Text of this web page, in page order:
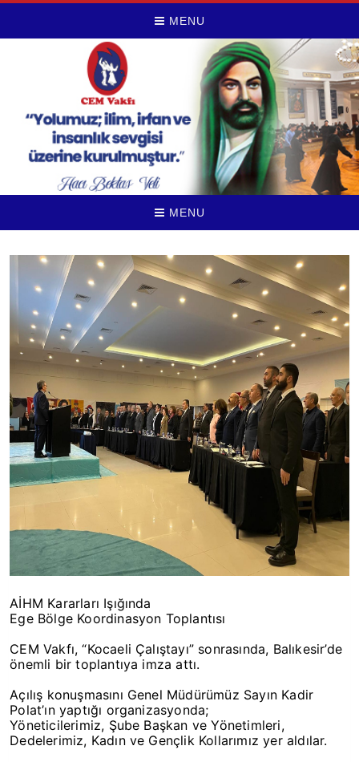
MENU
MENU
AİHM Kararları Işığında
Ege Bölge Koordinasyon Toplantısı
CEM Vakfı, “Kocaeli Çalıştayı” sonrasında, Balıkesir’de
önemli bir toplantıya imza attı.
Açılış konuşmasını Genel Müdürümüz Sayın Kadir
Polat’ın yaptığı organizasyonda;
Yöneticilerimiz, Şube Başkan ve Yönetimleri,
Dedelerimiz, Kadın ve Gençlik Kollarımız yer aldılar.